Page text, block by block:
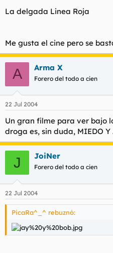
La delgada Linea Roja
Me gusta el cine pero se
A Arma X
Forero del todo a cien
22 Jul 2004
Un gran filme para ver bajo
droga es, sin duda, MIEDO Y
J JoiNer
Forero del todo a cien
22 Jul 2004
PicaRa^_^ rebuznó: